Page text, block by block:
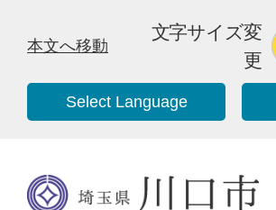
本文へ移動
文字サイズ変
更
Select Language